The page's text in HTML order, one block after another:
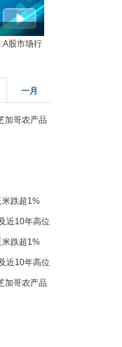
股市场行
一月
加哥农产品
米跌超1%
近10年高位
米跌超1%
近10年高位
加哥农产品